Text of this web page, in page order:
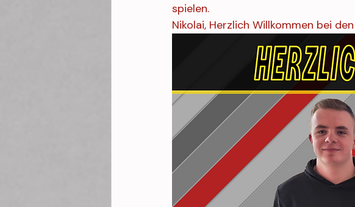
spielen.
Nikolai, Herzlich Willkommen bei